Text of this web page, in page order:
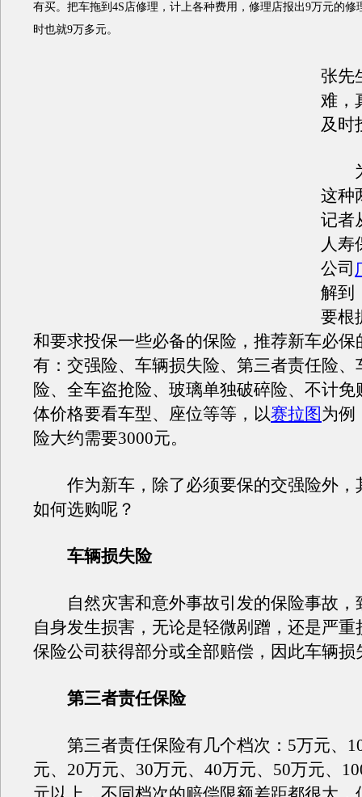
有买。把车拖到4S店修理，计上各种费用，修理店报出9万元的修
时也就9万多元。
张先
难，
及时
为
这种
记者
人寿
公司
解到
要根
和要求投保一些必备的保险，推荐新车必保
有：交强险、车辆损失险、第三者责任险、
险、全车盗抢险、玻璃单独破碎险、不计免
体价格要看车型、座位等等，以赛拉图为例
险大约需要3000元。
作为新车，除了必须要保的交强险外，
如何选购呢？
车辆损失险
自然灾害和意外事故引发的保险事故，
自身发生损害，无论是轻微剐蹭，还是严重
保险公司获得部分或全部赔偿，因此车辆损
第三者责任保险
第三者责任保险有几个档次：5万元、
元、20万元、30万元、40万元、50万元、